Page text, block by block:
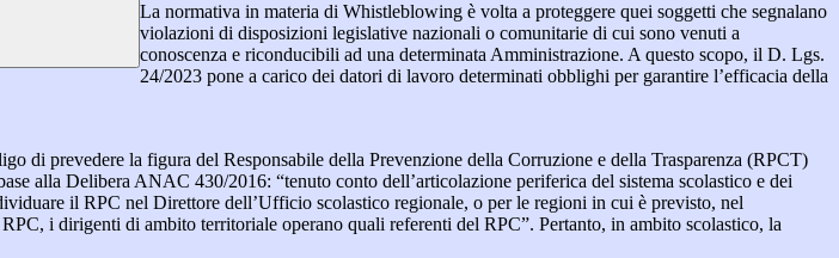
La normativa in materia di Whistleblowing è volta a proteggere quei soggetti che segnalano
violazioni di disposizioni legislative nazionali o comunitarie di cui sono venuti a
conoscenza e riconducibili ad una determinata Amministrazione. A questo scopo, il D. Lgs.
24/2023 pone a carico dei datori di lavoro determinati obblighi per garantire l’efficacia della
di prevedere la figura del Responsabile della Prevenzione della Corruzione e della Trasparenza (RPCT)
alla Delibera ANAC 430/2016: “tenuto conto dell’articolazione periferica del sistema scolastico e dei
il RPC nel Direttore dell’Ufficio scolastico regionale, o per le regioni in cui è previsto, nel
i dirigenti di ambito territoriale operano quali referenti del RPC”. Pertanto, in ambito scolastico, la